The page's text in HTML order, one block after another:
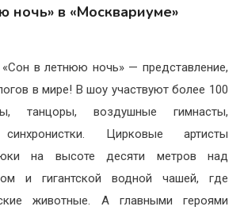
ночь» в «Москвариуме»
в летнюю ночь» — представление,
в мире! В шоу участвуют более 100
танцоры, воздушные гимнасты,
Цирковые артисты
на высоте десяти метров над
и гигантской водной чашей, где
животные. А главными героями